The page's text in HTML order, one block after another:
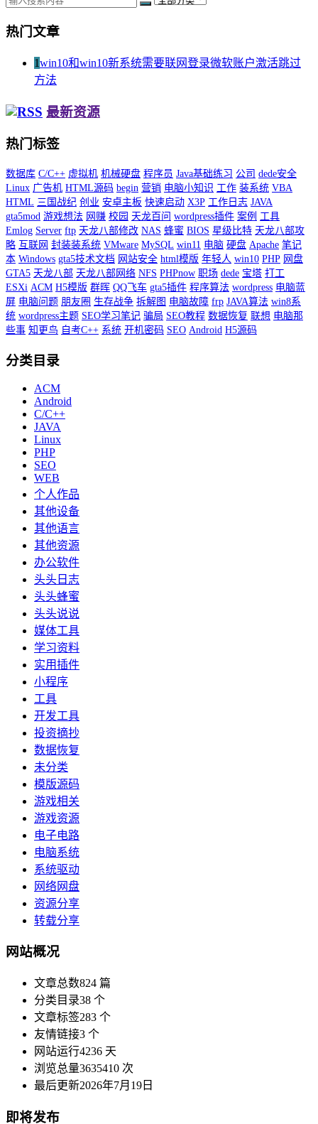
热门文章
1win10和win10新系统需要联网登录微软账户激活跳过
方法
最新资源
热门标签
数据库 C/C++ 虚拟机 机械硬盘 程序员 Java基础练习 公司 dede安全
Linux 广告机 HTML源码 begin 营销 电脑小知识 工作 装系统 VBA
HTML 三国战纪 创业 安卓主板 快速启动 X3P 工作日志 JAVA
gta5mod 游戏想法 网赚 校园 天龙百问 wordpress插件 案例 工具
Emlog Server ftp 天龙八部修改 NAS 蜂蜜 BIOS 星级比特 天龙八部攻
略 互联网 封装装系统 VMware MySQL win11 电脑 硬盘 Apache 笔记
本 Windows gta5技术文档 网站安全 html模版 年轻人 win10 PHP 网盘
GTA5 天龙八部 天龙八部网络 NFS PHPnow 职场 dede 宝塔 打工
ESXi ACM H5模版 群晖 QQ飞车 gta5插件 程序算法 wordpress 电脑蓝
屏 电脑问题 朋友圈 生存战争 拆解图 电脑故障 frp JAVA算法 win8系
统 wordpress主题 SEO学习笔记 骗局 SEO教程 数据恢复 联想 电脑那
些事 知更鸟 自考C++ 系统 开机密码 SEO Android H5源码
分类目录
ACM
Android
C/C++
JAVA
Linux
PHP
SEO
WEB
个人作品
其他设备
其他语言
其他资源
办公软件
头头日志
头头蜂蜜
头头说说
媒体工具
学习资料
实用插件
小程序
工具
开发工具
投资摘抄
数据恢复
未分类
模版源码
游戏相关
游戏资源
电子电路
电脑系统
系统驱动
网络网盘
资源分享
转载分享
网站概况
文章总数824 篇
分类目录38 个
文章标签283 个
友情链接3 个
网站运行4236 天
浏览总量3635410 次
最后更新2026年7月19日
即将发布